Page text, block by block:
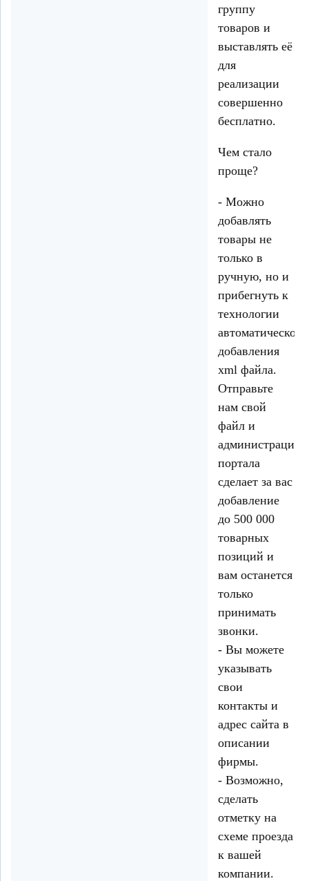
группу
товаров и
выставлять её
для
реализации
совершенно
бесплатно.
Чем стало
проще?
- Можно
добавлять
товары не
только в
ручную, но и
прибегнуть к
технологии
автоматического
добавления
xml файла.
Отправьте
нам свой
файл и
администрация
портала
сделает за вас
добавление
до 500 000
товарных
позиций и
вам останется
только
принимать
звонки.
- Вы можете
указывать
свои
контакты и
адрес сайта в
описании
фирмы.
- Возможно,
сделать
отметку на
схеме проезда
к вашей
компании.